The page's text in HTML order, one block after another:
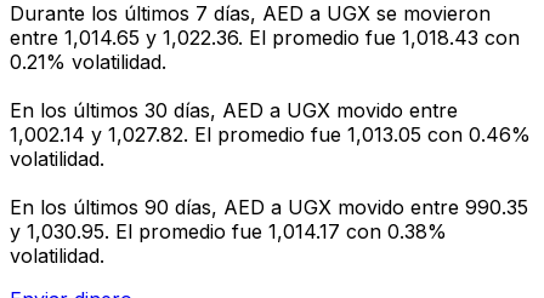
Durante los últimos 7 días, AED a UGX se movieron
entre 1,014.65 y 1,022.36. El promedio fue 1,018.43 con
0.21% volatilidad.
En los últimos 30 días, AED a UGX movido entre
1,002.14 y 1,027.82. El promedio fue 1,013.05 con 0.46%
volatilidad.
En los últimos 90 días, AED a UGX movido entre 990.35
y 1,030.95. El promedio fue 1,014.17 con 0.38%
volatilidad.